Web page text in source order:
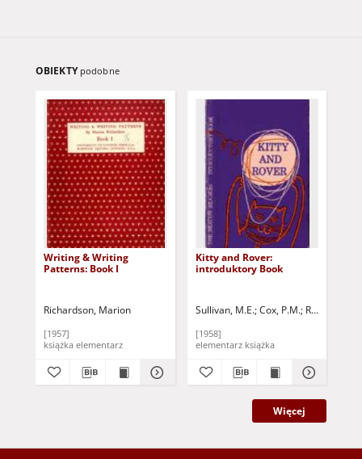
OBIEKTY podobne
Writing & Writing
Patterns: Book I
Richardson, Marion
[1957]
książka elementarz
Kitty and Rover:
introduktory Book
Sullivan, M.E. Cox, P.M. Radcliffe
[1958]
elementarz książka
Więcej